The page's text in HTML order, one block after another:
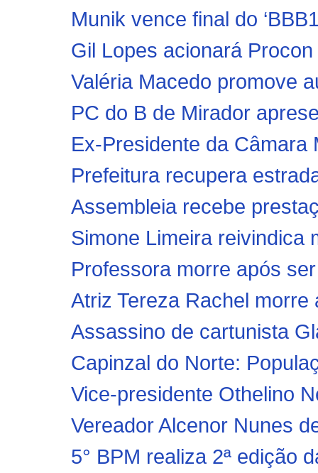
Munik vence final do
Gil Lopes acionará
Valéria Macedo promove
PC do B de Mirador
Ex-Presidente da Câmara
Prefeitura recupera
Assembleia recebe
Simone Limeira reivindica
Professora morre após
Atriz Tereza Rachel morre
Assassino de cartunista
Capinzal do Norte:
Vice-presidente Othelino
Vereador Alcenor Nunes
5° BPM realiza 2ª edição